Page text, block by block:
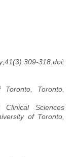
318.doi:
Toronto,
Sciences
of Toronto,